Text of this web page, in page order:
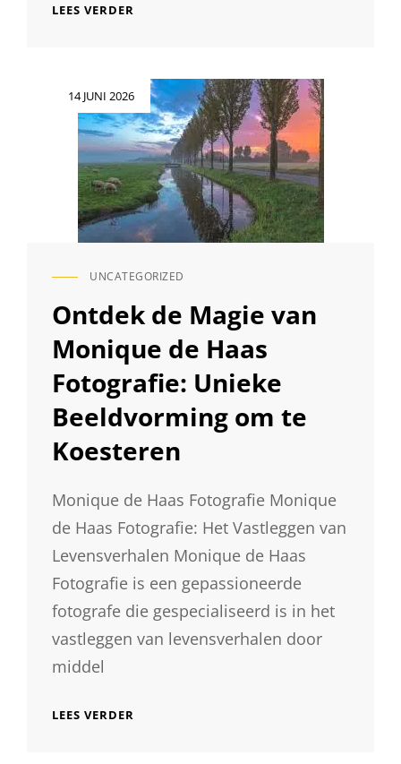
LEES VERDER
LENS
EN
KUNSTENAAR
VAN
HET
MOMENT
14 JUNI 2026
CAT
UNCATEGORIZED
Ontdek de Magie van
Monique de Haas
Fotografie: Unieke
Beeldvorming om te
Koesteren
Monique de Haas Fotografie Monique
de Haas Fotografie: Het Vastleggen van
Levensverhalen Monique de Haas
Fotografie is een gepassioneerde
fotografe die gespecialiseerd is in het
vastleggen van levensverhalen door
middel
LEES VERDER